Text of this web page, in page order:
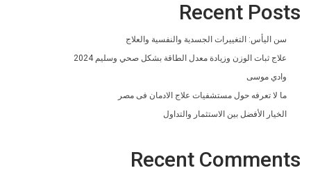
Recent Posts
سن اليأس: التغييرات الجسدية والنفسية والعلاج
علاج ثبات الوزن وزيادة معدل الطاقة بشكل صحي وسليم 2024
وادي موسى
ما لا تعرفه حول مستشفيات علاج الادمان فى مصر
الخيار الأفضل بين الاستثمار والتداول
Recent Comments